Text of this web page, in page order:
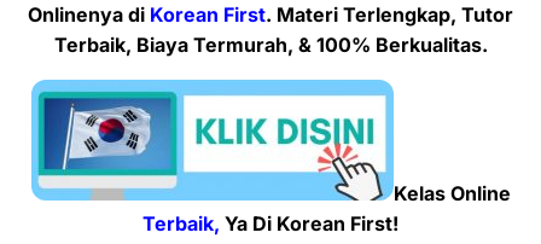
Onlinenya di Korean First. Materi Terlengkap, Tutor
Terbaik, Biaya Termurah, & 100% Berkualitas.
Kelas Online
Terbaik, Ya Di Korean First!